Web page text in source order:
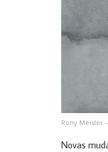
Rony Meisler
Novas